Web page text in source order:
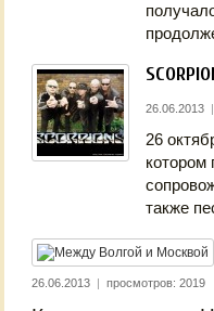
26.06.2013 |
26
котором
также
26.06.2013 | просмотров: 2019